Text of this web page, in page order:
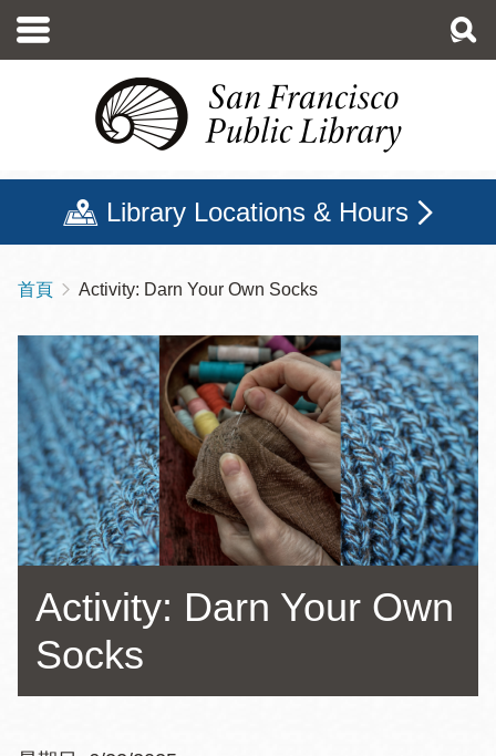
至
Library Locations & Hours
導
航
連
結
首頁 Activity: Darn Your Own Socks
Activity: Darn Your Own
Socks